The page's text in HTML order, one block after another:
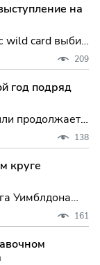
на
wild card выбил
23-летний
card, одержал
209
год подряд
продолжает
десятая
одного из
Для
138
круге
Уимблдона
преодолеть
встреча
спортсменов
161